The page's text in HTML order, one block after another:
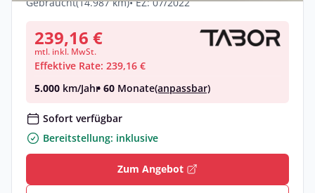
239,16 €
mtl. inkl. MwSt.
Effektive Rate: 239,16 €
5.000 km/Jahr• 60 Monate(anpassbar)
Sofort verfügbar
Bereitstellung: inklusive
Zum Angebot